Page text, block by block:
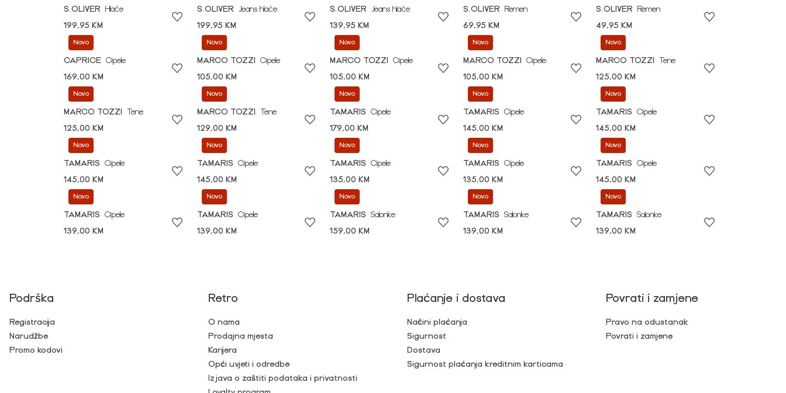
S.OLIVER
Hlače
199,95 KM
S.OLIVER
Jeans hlače
199,95 KM
S.OLIVER
Jeans hlače
139,95 KM
S.OLIVER
Remen
69,95 KM
S.OLIVER
Remen
49,95 KM
Novo
CAPRICE Cipele
169,00 KM
Novo
MARCO TOZZI
Cipele
105,00 KM
Novo
MARCO TOZZI
Cipele
105,00 KM
Novo
MARCO TOZZI
Cipele
105,00 KM
Novo
MARCO TOZZI
Tene
125,00 KM
Novo
MARCO TOZZI
Tene
125,00 KM
Novo
MARCO TOZZI
Tene
129,00 KM
Novo
TAMARIS
Cipele
179,00 KM
Novo
TAMARIS
Cipele
145,00 KM
Novo
TAMARIS
Cipele
145,00 KM
Novo
TAMARIS
Cipele
145,00 KM
Novo
TAMARIS
Cipele
145,00 KM
Novo
TAMARIS
Cipele
135,00 KM
Novo
TAMARIS
Cipele
135,00 KM
Novo
TAMARIS
Cipele
145,00 KM
Novo
TAMARIS
Cipele
139,00 KM
Novo
TAMARIS
Cipele
139,00 KM
Novo
TAMARIS
Salonke
159,00 KM
Novo
TAMARIS
Salonke
139,00 KM
Novo
TAMARIS
Salonke
139,00 KM
Podrška
Registracija
Narudžbe
Promo kodovi
Retro
O nama
Prodajna mjesta
Karijera
Opći uvjeti i odredbe
Izjava o zaštiti podataka i privatnosti
Plaćanje i dostava
Načini plaćanja
Sigurnost
Dostava
Sigurnost plaćanja kreditnim karticama
Povrati i zamjene
Pravo na odustanak
Povrati i zamjene